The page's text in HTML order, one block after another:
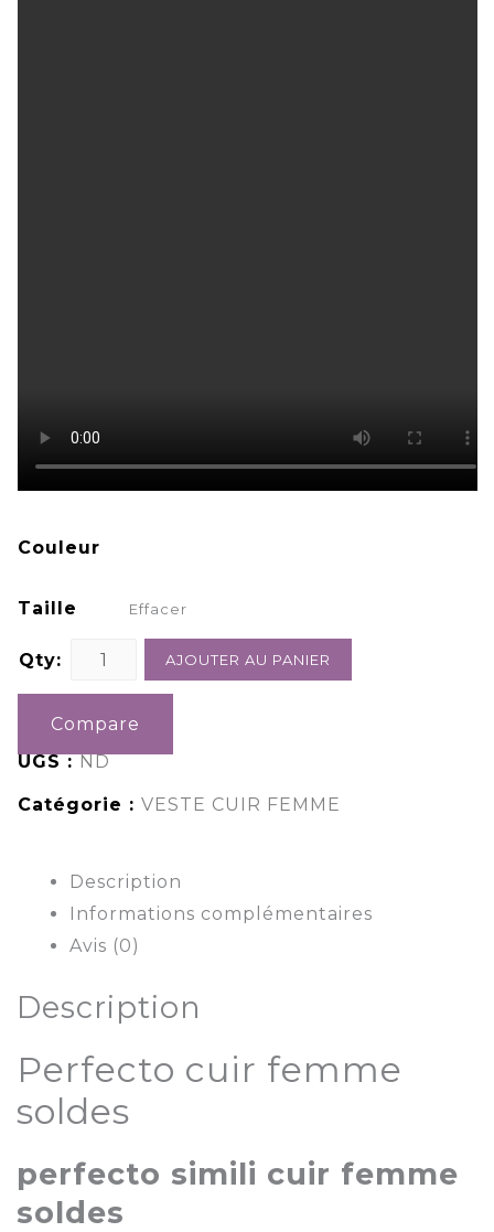
Couleur
Taille Effacer
Qty: AJOUTER AU PANIER
Compare
UGS :ND
Catégorie : VESTE CUIR FEMME
Description
Informations complémentaires
Avis (0)
Description
Perfecto cuir femme
soldes
perfecto simili cuir femme
soldes